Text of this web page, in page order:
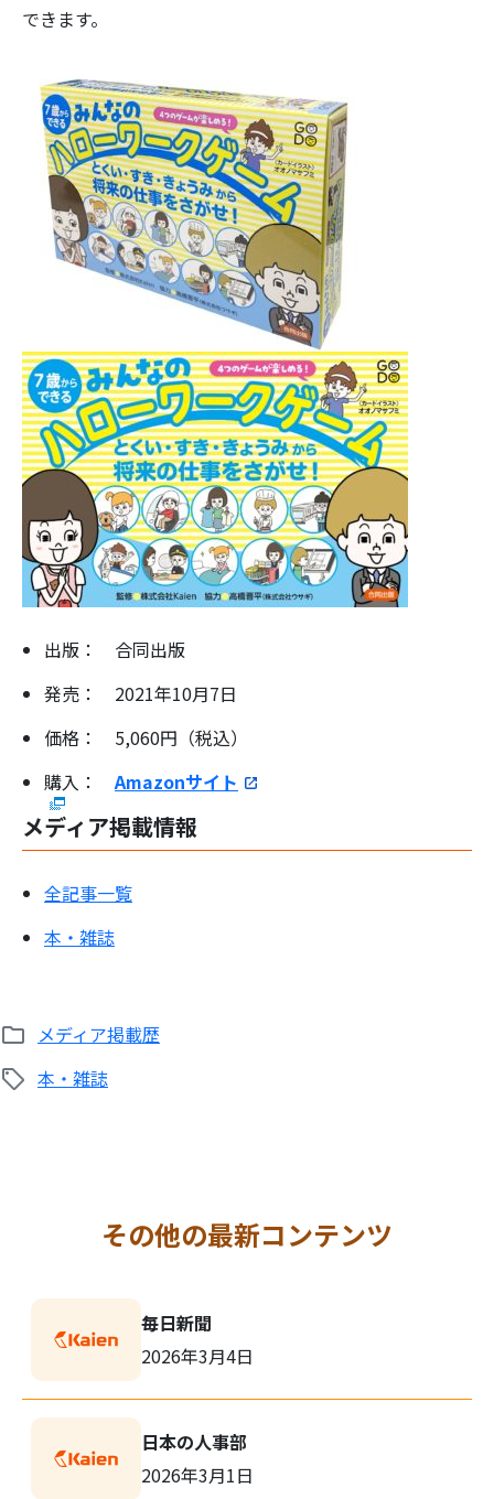
できます。
出版：‎ 合同出版
発売： 2021年10月7日
価格： 5,060円（税込）
購入：Amazonサイト
メディア掲載情報
全記事一覧
本・雑誌
メディア掲載歴
本・雑誌
その他の最新コンテンツ
毎日新聞
2026年3月4日
日本の人事部
2026年3月1日